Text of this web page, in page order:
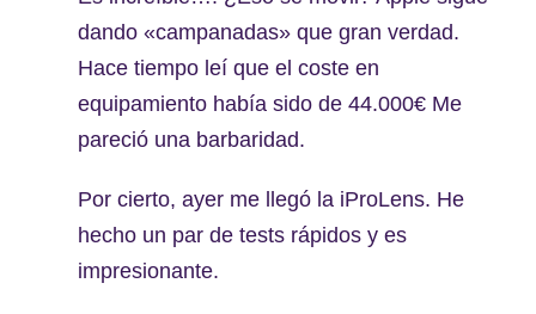
dando «campanadas» que gran verdad.
Hace tiempo leí que el coste en
equipamiento había sido de 44.000€ Me
pareció una barbaridad.
Por cierto, ayer me llegó la iProLens. He
hecho un par de tests rápidos y es
impresionante.